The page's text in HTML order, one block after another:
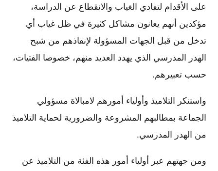
على الأقدام لتفادي الغياب والانقطاع عن الدراسة،
مؤكدين أنهم يعانون مشاكل كثيرة في ظل غياب أي
تدخل من قبل الجهات المسؤولة لإنقاذهم من شبح
الهدر المدرسي الذي يهدد العديد منهم، خصوصا الفتيات،
حسب تعبيرهم.
واستنكر التلاميذ وأولياء أمورهم لامبالاة مسؤولي
الجماعة بمطالبهم المشروعة والضرورية لحماية التلاميذ
من الهدر المدرسي.
ومن جهتهم عبر أولياء أمور هذه الفئة من التلاميذ عن